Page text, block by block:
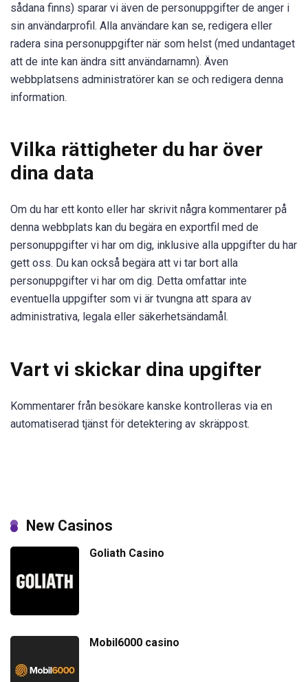
sådana finns) sparar vi även de personuppgifter de anger i
sin användarprofil. Alla användare kan se, redigera eller
radera sina personuppgifter när som helst (med undantaget
att de inte kan ändra sitt användarnamn). Även
webbplatsens administratörer kan se och redigera denna
information.
Vilka rättigheter du har över
dina data
Om du har ett konto eller har skrivit några kommentarer på
denna webbplats kan du begära en exportfil med de
personuppgifter vi har om dig, inklusive alla uppgifter du har
gett oss. Du kan också begära att vi tar bort alla
personuppgifter vi har om dig. Detta omfattar inte
eventuella uppgifter som vi är tvungna att spara av
administrativa, legala eller säkerhetsändamål.
Vart vi skickar dina upgifter
Kommentarer från besökare kanske kontrolleras via en
automatiserad tjänst för detektering av skräppost.
New Casinos
Goliath Casino
Mobil6000 casino